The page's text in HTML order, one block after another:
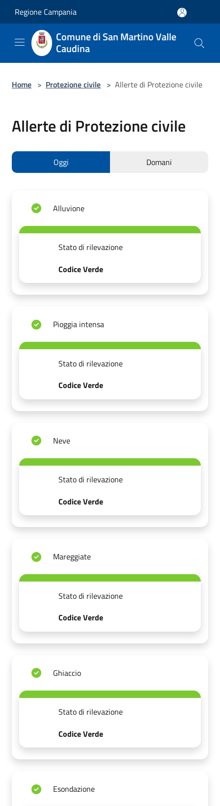
Regione Campania
Comune di San Martino Valle
Caudina
Home > Protezione civile > Allerte di Protezione civile
Allerte di Protezione civile
Oggi Domani
Alluvione
Stato di rilevazione
Codice Verde
Pioggia intensa
Stato di rilevazione
Codice Verde
Neve
Stato di rilevazione
Codice Verde
Mareggiate
Stato di rilevazione
Codice Verde
Ghiaccio
Stato di rilevazione
Codice Verde
Esondazione